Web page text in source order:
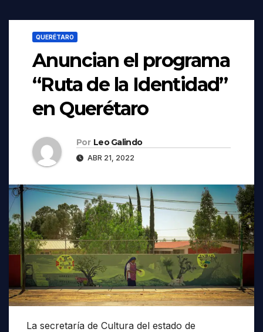
QUERÉTARO
Anuncian el programa
“Ruta de la Identidad”
en Querétaro
Por Leo Galindo
ABR 21, 2022
La secretaría de Cultura del estado de